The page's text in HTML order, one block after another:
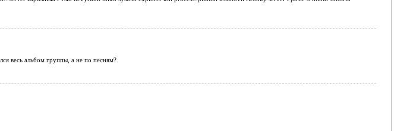
весь альбом группы, а не по песням?